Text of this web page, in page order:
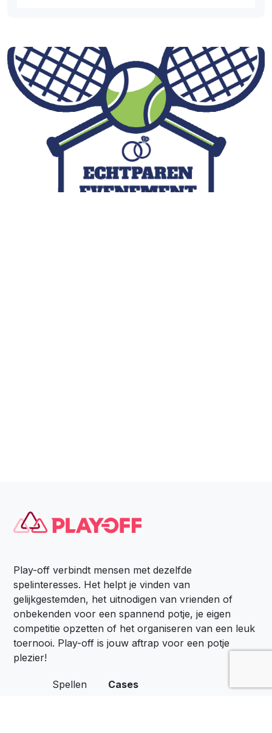
Play-off verbindt mensen met dezelfde
spelinteresses. Het helpt je vinden van
gelijkgestemden, het uitnodigen van vrienden of
onbekenden voor een spannend potje, je eigen
competitie opzetten of het organiseren van een leuk
toernooi. Play-off is jouw aftrap voor een potje
plezier!
Spellen
Cases